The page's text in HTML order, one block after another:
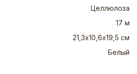
Целлюлоза
17 м
21,3х10,6х19,5 см
Белый